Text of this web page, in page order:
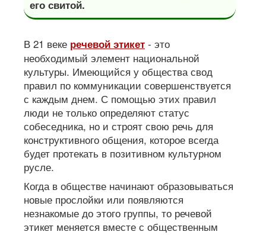
его свитой.
В 21 веке речевой этикет - это
необходимый элемент национальной
культуры. Имеющийся у общества свод
правил по коммуникации совершенствуется
с каждым днем. С помощью этих правил
люди не только определяют статус
собеседника, но и строят свою речь для
конструктивного общения, которое всегда
будет протекать в позитивном культурном
русле.
Когда в обществе начинают образовываться
новые прослойки или появляются
незнакомые до этого группы, то речевой
этикет меняется вместе с общественным